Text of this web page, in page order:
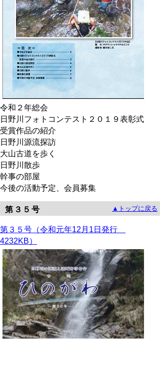
令和２年総会
日野川フォトコンテスト２０１９表彰式
受賞作品の紹介
日野川源流探訪
大山古道を歩く
日野川散歩
幹事の部屋
今後の活動予定、会員募集
第３５号 ▲トップに戻る
第３５号（令和元年12月1日発行
4232KB）